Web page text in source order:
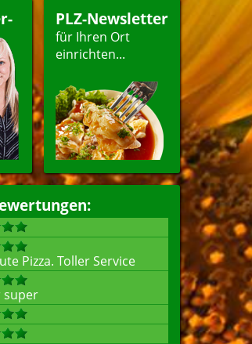
PLZ-Newsletter
für Ihren Ort
einrichten...
Pizza. Toller Service
super